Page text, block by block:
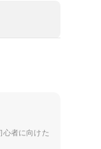
心者に向けた